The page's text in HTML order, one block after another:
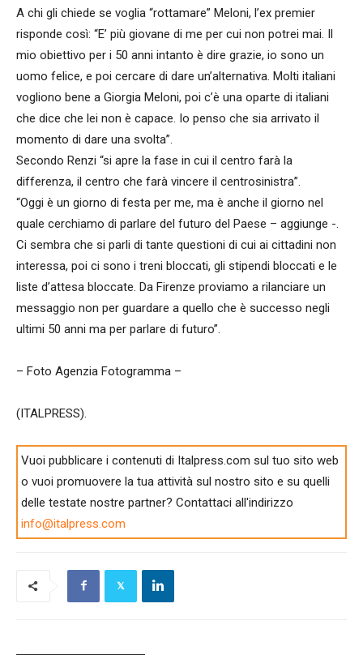
A chi gli chiede se voglia “rottamare” Meloni, l’ex premier
risponde così: “E’ più giovane di me per cui non potrei mai. Il
mio obiettivo per i 50 anni intanto è dire grazie, io sono un
uomo felice, e poi cercare di dare un’alternativa. Molti italiani
vogliono bene a Giorgia Meloni, poi c’è una oparte di italiani
che dice che lei non è capace. Io penso che sia arrivato il
momento di dare una svolta”.
Secondo Renzi “si apre la fase in cui il centro farà la
differenza, il centro che farà vincere il centrosinistra”.
“Oggi è un giorno di festa per me, ma è anche il giorno nel
quale cerchiamo di parlare del futuro del Paese – aggiunge -.
Ci sembra che si parli di tante questioni di cui ai cittadini non
interessa, poi ci sono i treni bloccati, gli stipendi bloccati e le
liste d’attesa bloccate. Da Firenze proviamo a rilanciare un
messaggio non per guardare a quello che è successo negli
ultimi 50 anni ma per parlare di futuro”.
– Foto Agenzia Fotogramma –
(ITALPRESS).
Vuoi pubblicare i contenuti di Italpress.com sul tuo sito web
o vuoi promuovere la tua attività sul nostro sito e su quelli
delle testate nostre partner? Contattaci all'indirizzo
info@italpress.com